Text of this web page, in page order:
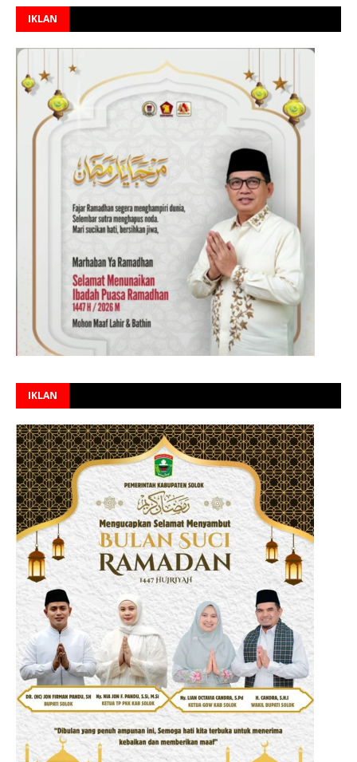
IKLAN
IKLAN